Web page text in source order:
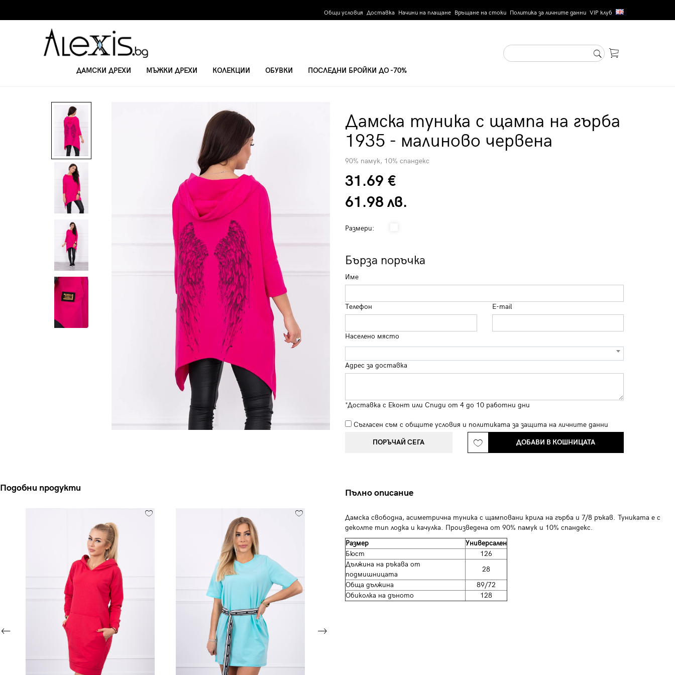
Общи условия Доставка Начини на плащане Връщане на стоки Политика за личните данни VIP клуб
ДАМСКИ ДРЕХИ МЪЖКИ ДРЕХИ КОЛЕКЦИИ ОБУВКИ ПОСЛЕДНИ БРОЙКИ ДО -70%
Дамска туника с щампа на гърба
1935 - малиново червена
90% памук, 10% спандекс
31.69 €
61.98 лв.
Размери:
Бърза поръчка
Име
Телефон E-mail
Населено място
Адрес за доставка
*Доставка с Еконт или Спиди от 4 до 10 работни дни
Съгласен съм с общите условия и политиката за защита на личните данни
ПОРЪЧАЙ СЕГА ДОБАВИ В КОШНИЦАТА
Подобни продукти Пълно описание
Дамска свободна, асиметрична туника с щамповани крила на гърба и 7/8 ръкав. Туниката е с
деколте тип лодка и качулка. Произведена от 90% памук и 10% спандекс.
Размер
Универсален
Бюст
126
Дължина на ръкава от
подмишницата
28
Обща дължина
89/72
Обиколка на дъното
128